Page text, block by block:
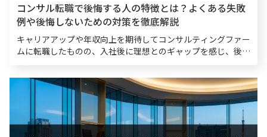
コンサル転職で後悔する人の特徴とは？よくある失敗
例や後悔しないための対策を徹底解説
キャリアアップや年収向上を期待してコンサルティングファー
ムに転職したものの、入社後に理想とのギャップを感じ、後悔
で後悔する人に共通する7つの特徴や、中途入社後によく […]